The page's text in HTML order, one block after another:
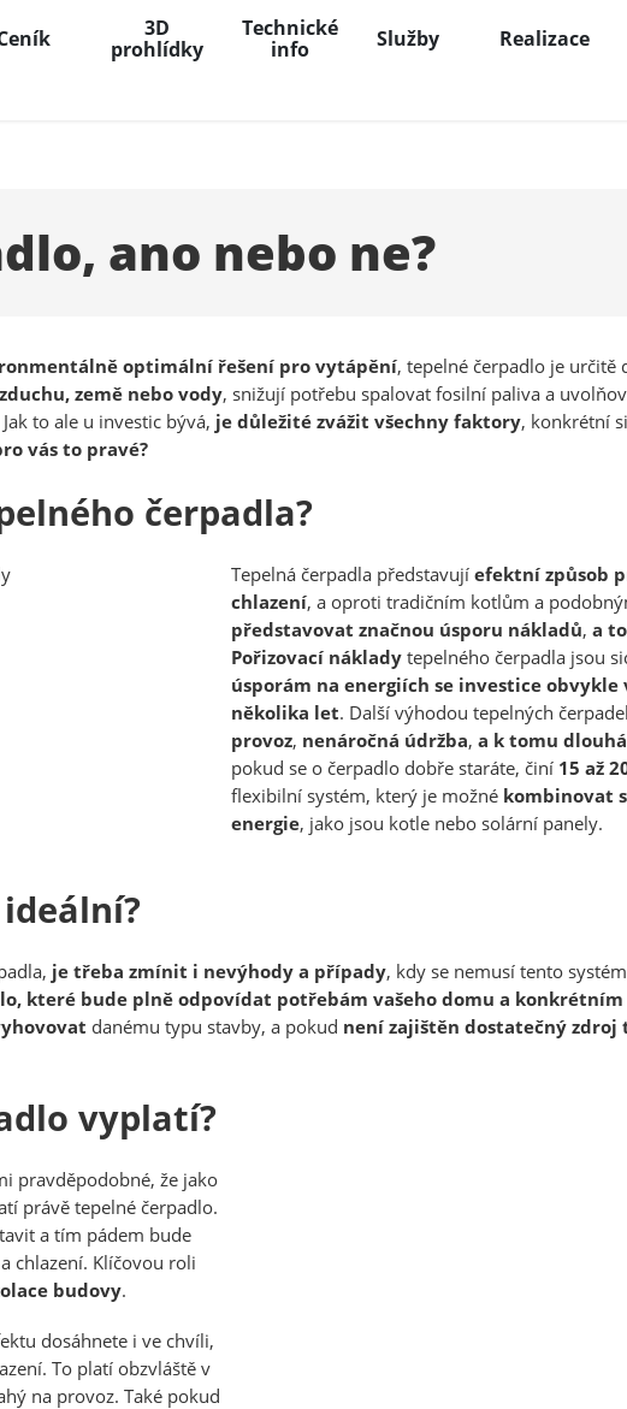
3D
prohlídky
Technické
info
Služby Realizace
ano nebo ne?
optimální řešení pro vytápění, tepelné čerpadlo je určitě
země nebo vody, snižují potřebu spalovat fosilní paliva a
Jak to ale u investic bývá, je důležité zvážit všechny faktory, konkrétní
vás to pravé?
čerpadla?
Tepelná čerpadla představují efektní způsob
chlazení, a oproti tradičním kotlům a
představovat značnou úsporu nákladů, a
Pořizovací náklady tepelného čerpadla jsou
úsporám na energiích se investice
několika let. Další výhodou tepelných
provoz, nenáročná údržba, a k tomu
pokud se o čerpadlo dobře staráte, činí 15 až
flexibilní systém, který je možné kombinovat
energie, jako jsou kotle nebo solární panely.
je třeba zmínit i nevýhody a případy, kdy se nemusí tento
které bude plně odpovídat potřebám vašeho domu a
danému typu stavby, a pokud není zajištěn dostatečný zdroj
vyplatí?
pravděpodobné, že jako
právě tepelné čerpadlo.
a tím pádem bude
chlazení. Klíčovou roli
budovy.
dosáhnete i ve chvíli,
To platí obzvláště v
na provoz. Také pokud